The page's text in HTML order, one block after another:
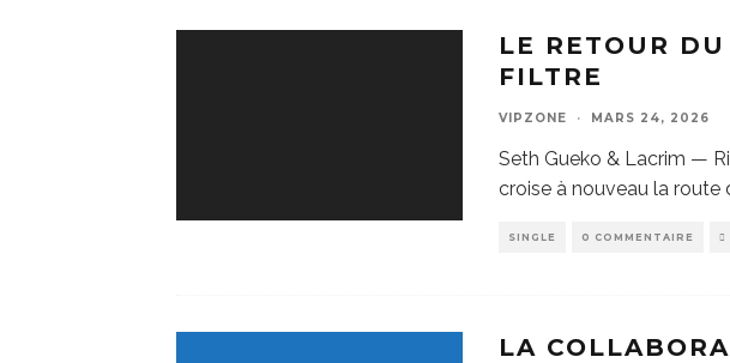
LE RETOUR
FILTRE
VIPZONE · MARS 24, 2026
Seth Gueko & Lacrim —
croise à nouveau la route
SINGLE 0 COMMENTAIRE
LA